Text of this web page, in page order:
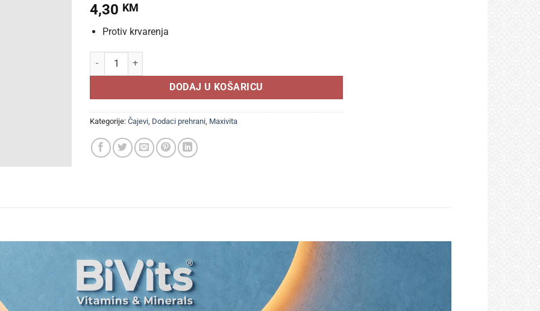
4,30 KM
Protiv krvarenja
MAXIVITA Rusomača biljka čaj 30g, Zaustavlja krvarenja količina
DODAJ U KOŠARICU
Kategorije: Čajevi Dodaci prehrani Maxivita